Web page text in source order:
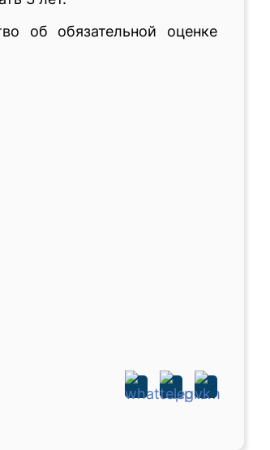
об обязательной оценке